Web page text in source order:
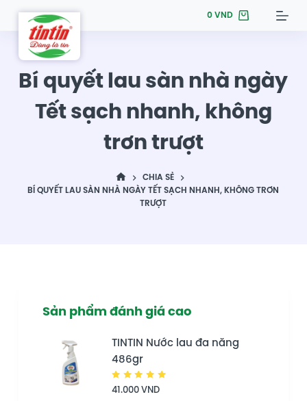
S
p
0VND
Bí quyết lau sàn nhà ngày
Tết sạch nhanh, không
trơn trượt
CHIA SẺ
BÍ QUYẾT LAU SÀN NHÀ NGÀY TẾT SẠCH NHANH, KHÔNG TRƠN
TRƯỢT
Sản phẩm đánh giá cao
TINTIN Nước lau đa năng
486gr
xếp hạng
41.000VND